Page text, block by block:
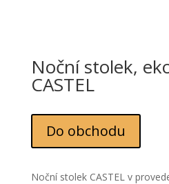
Noční stolek,
CASTEL
Do obchodu
Noční stolek CASTEL v